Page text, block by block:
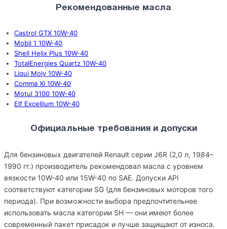
Рекомендованные масла
Castrol GTX 10W-40
Mobil 1 10W-40
Shell Helix Plus 10W-40
TotalEnergies Quartz 10W-40
Liqui Moly 10W-40
Comma Xl 10W-40
Motul 3100 10W-40
Elf Excellium 10W-40
Официальные требования и допуски
Для бензиновых двигателей Renault серии J6R (2,0 л, 1984–
1990 гг.) производитель рекомендовал масла с уровнем
вязкости 10W-40 или 15W-40 по SAE. Допуски API
соответствуют категории SG (для бензиновых моторов того
периода). При возможности выбора предпочтительнее
использовать масла категории SH — они имеют более
современный пакет присадок и лучше защищают от износа.